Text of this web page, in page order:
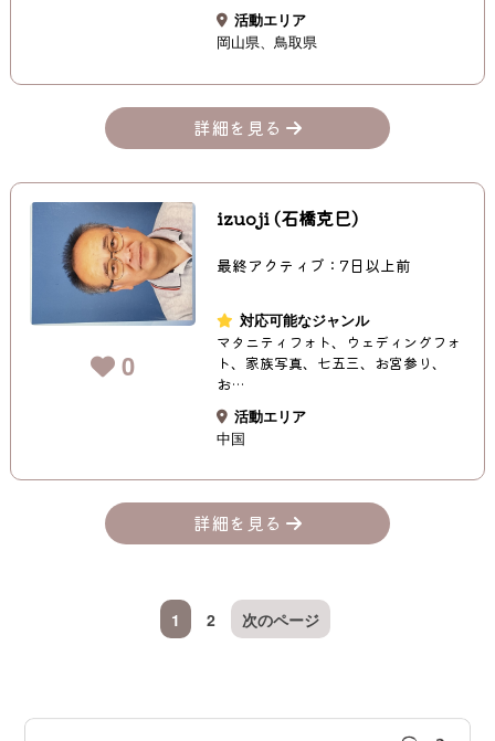
活動エリア
岡山県
鳥取県
詳細を見る
0
izuoji (石橋克巳)
最終アクティブ：7日以上前
対応可能なジャンル
マタニティフォト、ウェディングフォ
ト、家族写真、七五三、お宮参り、
お…
活動エリア
中国
詳細を見る
1 2 次のページ